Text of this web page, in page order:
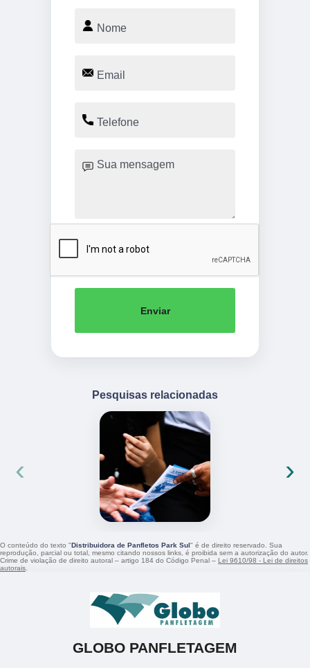
Enviar
Pesquisas relacionadas
‹ ›
O conteúdo do texto "Distribuidora de Panfletos Park Sul" é de direito reservado. Sua
reprodução, parcial ou total, mesmo citando nossos links, é proibida sem a autorização do autor.
Crime de violação de direito autoral – artigo 184 do Código Penal – Lei 9610/98 - Lei de direitos
autorais
GLOBO PANFLETAGEM